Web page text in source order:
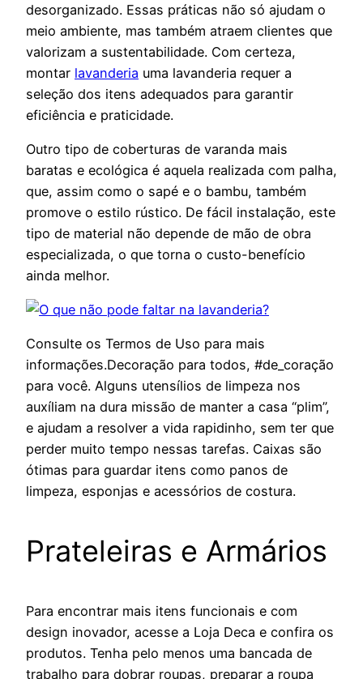
desorganizado. Essas práticas não só ajudam o
meio ambiente, mas também atraem clientes que
valorizam a sustentabilidade. Com certeza,
montar lavanderia uma lavanderia requer a
seleção dos itens adequados para garantir
eficiência e praticidade.
Outro tipo de coberturas de varanda mais
baratas e ecológica é aquela realizada com palha,
que, assim como o sapé e o bambu, também
promove o estilo rústico. De fácil instalação, este
tipo de material não depende de mão de obra
especializada, o que torna o custo-benefício
ainda melhor.
Consulte os Termos de Uso para mais
informações.Decoração para todos, #de_coração
para você. Alguns utensílios de limpeza nos
auxíliam na dura missão de manter a casa “plim”,
e ajudam a resolver a vida rapidinho, sem ter que
perder muito tempo nessas tarefas. Caixas são
ótimas para guardar itens como panos de
limpeza, esponjas e acessórios de costura.
Prateleiras e Armários
Para encontrar mais itens funcionais e com
design inovador, acesse a Loja Deca e confira os
produtos. Tenha pelo menos uma bancada de
trabalho para dobrar roupas, preparar a roupa